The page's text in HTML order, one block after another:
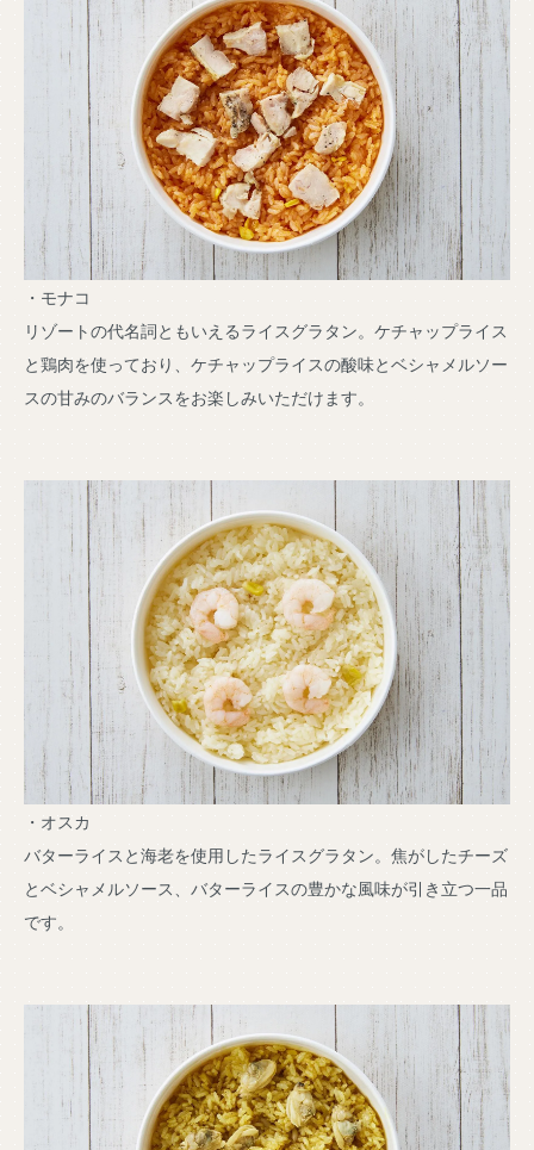
・モナコ
リゾートの代名詞ともいえるライスグラタン。ケチャップライス
と鶏肉を使っており、ケチャップライスの酸味とベシャメルソー
スの甘みのバランスをお楽しみいただけます。
・オスカ
バターライスと海老を使用したライスグラタン。焦がしたチーズ
とベシャメルソース、バターライスの豊かな風味が引き立つ一品
です。